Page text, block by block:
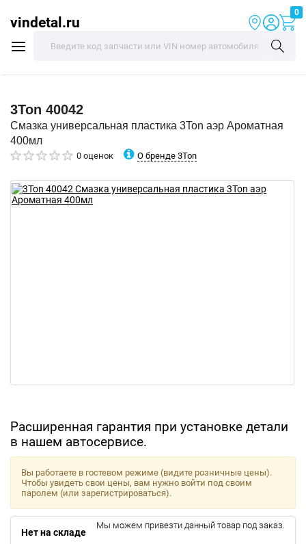
vindetal.ru
0
3Ton 40042
Смазка универсальная пластика 3Ton аэр Ароматная
400мл
0 оценок О бренде 3Ton
Расширенная гарантия при установке детали
в нашем автосервисе.
Вы работаете в гостевом режиме (видите розничные цены).
Чтобы увидеть свои цены, вам нужно войти под своим
паролем (или зарегистрироваться).
Нет на складе
Мы можем привезти данный товар под заказ.